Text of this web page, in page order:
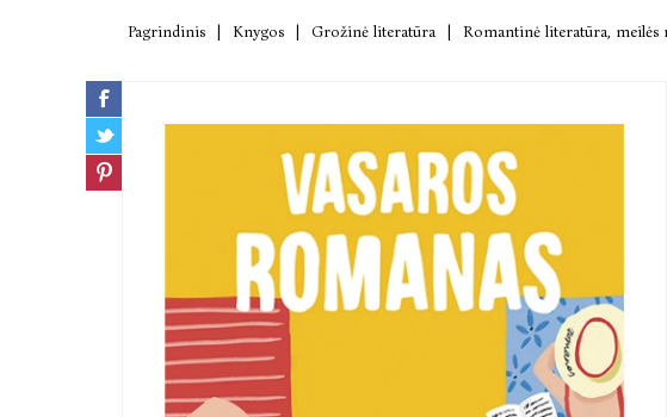
Pagrindinis Knygos Grožinė literatūra Romantinė literatūra, meilės